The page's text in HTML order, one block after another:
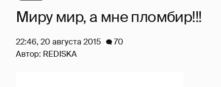
Миру мир, а мне пломбир!!!
22:46, 20 августа 2015
70
Автор: REDISKA